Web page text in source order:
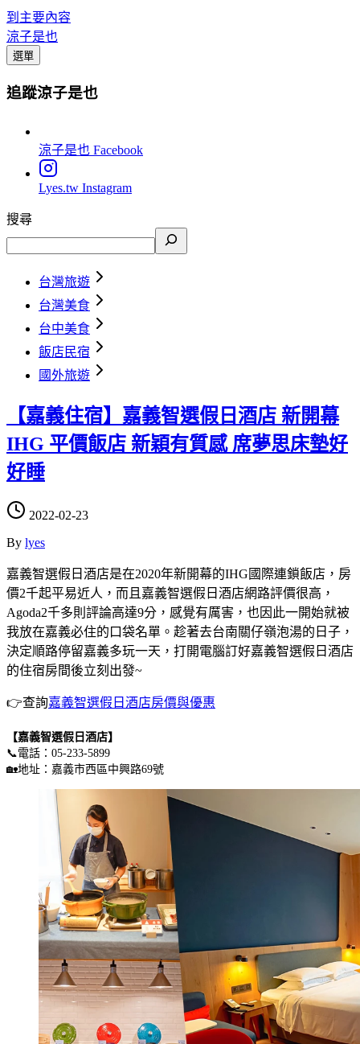
到主要內容
涼子是也
選單
追蹤涼子是也
涼子是也 Facebook
Lyes.tw Instagram
搜尋
台灣旅遊
台灣美食
台中美食
飯店民宿
國外旅遊
【嘉義住宿】嘉義智選假日酒店 新開幕
IHG 平價飯店 新穎有質感 席夢思床墊好
好睡
2022-02-23
By lyes
嘉義智選假日酒店是在2020年新開幕的IHG國際連鎖飯店，房
價2千起平易近人，而且嘉義智選假日酒店網路評價很高，
Agoda2千多則評論高達9分，感覺有厲害，也因此一開始就被
我放在嘉義必住的口袋名單。趁著去台南關仔嶺泡湯的日子，
決定順路停留嘉義多玩一天，打開電腦訂好嘉義智選假日酒店
的住宿房間後立刻出發~
👉查詢嘉義智選假日酒店房價與優惠
【嘉義智選假日酒店】
📞電話：05-233-5899
🏡地址：嘉義市西區中興路69號